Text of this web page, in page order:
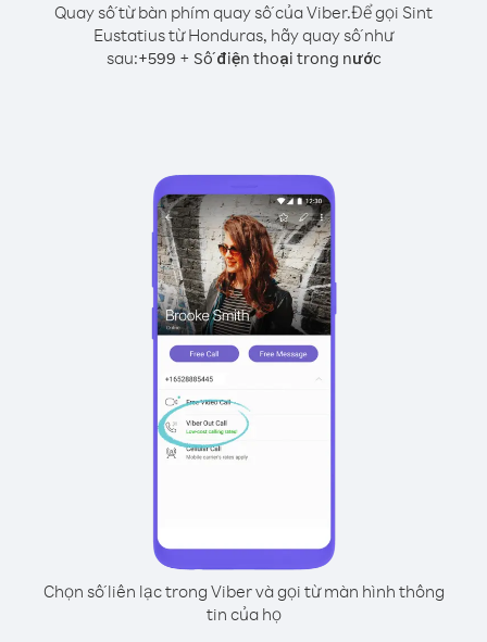
Quay số từ bàn phím quay số của Viber.Để gọi Sint
Eustatius từ Honduras, hãy quay số như
sau:+599 + Số điện thoại trong nước
Chọn số liên lạc trong Viber và gọi từ màn hình thông
tin của họ